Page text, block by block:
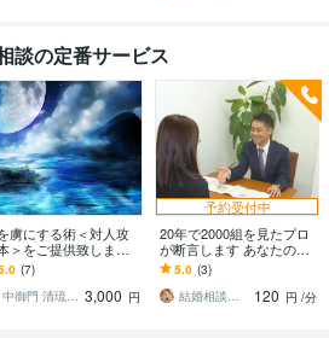
談の定番サービス
虜にする術＜対人攻
＞をご提供致します
される・嫌われる不
状況を＜人たらしの
＞で大改善
(7)
中御門 清琉＜神主＞ 3,000 円
予約受付中
20年で2000組を見たプロ
が断言します あなたの婚
活が止まっている本当の
理由を教えます
5.0 (3)
結婚相談所の代表カウンセラー松尾
120 円 /分